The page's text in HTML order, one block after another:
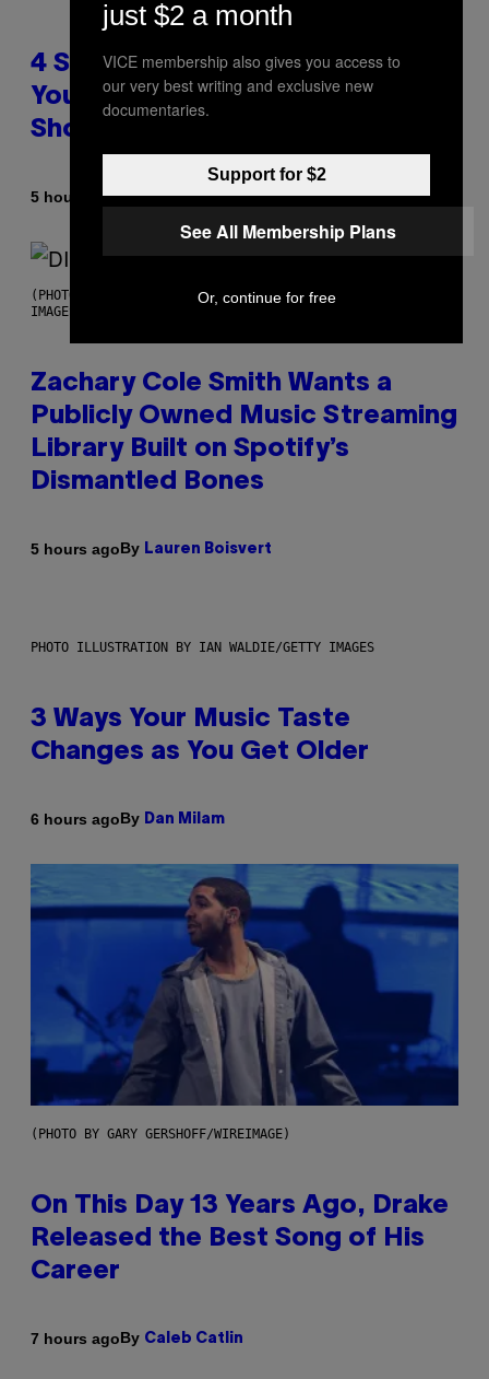
4 Shoegaze Songs to Listen to if
You Don’t Know if You Like
Shoegaze
5 hours agoByStephen Andrew Galiher
(PHOTO BY ROBERTO PANUCCI – CORBIS/CORBIS VIA GETTY
IMAGES)
Zachary Cole Smith Wants a
Publicly Owned Music Streaming
Library Built on Spotify’s
Dismantled Bones
5 hours agoBy Lauren Boisvert
PHOTO ILLUSTRATION BY IAN WALDIE/GETTY IMAGES
3 Ways Your Music Taste
Changes as You Get Older
6 hours agoBy Dan Milam
(PHOTO BY GARY GERSHOFF/WIREIMAGE)
On This Day 13 Years Ago, Drake
Released the Best Song of His
Career
7 hours agoBy Caleb Catlin
just $2 a month
VICE membership also gives you access to
our very best writing and exclusive new
documentaries.
Support for $2
See All Membership Plans
Or, continue for free